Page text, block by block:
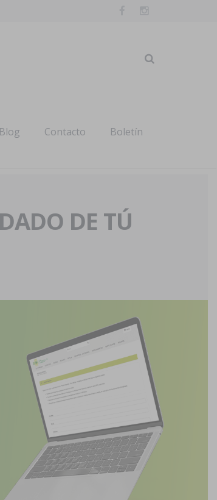
Blog Contacto Boletín
DE TÚ